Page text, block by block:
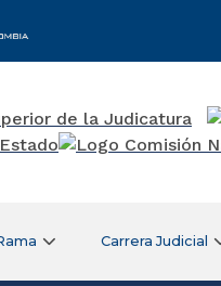
Carrera Judicial